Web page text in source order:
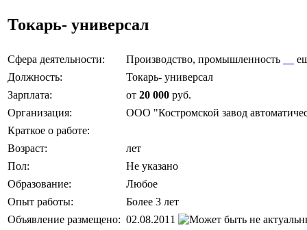
Токарь- универсал
Сфера деятельности: Производство, промышленность
Должность:
Токарь- универсал
Зарплата:
от 20 000 руб.
Организация:
ООО "Костромской завод
Краткое о работе:
Возраст:
лет
Пол:
Не указано
Образование:
Любое
Опыт работы:
Более 3 лет
Объявление размещено: 02.08.2011